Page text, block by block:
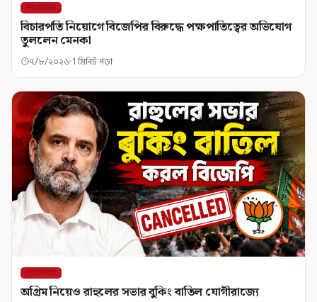
শিরোনাম
বিচারপতি নিয়োগে বিজেপির বিরুদ্ধে পক্ষপাতিত্বের অভিযোগ
তুললেন মেনকা
৭/৮/২০২৬ 1 মিনিট পড়া
শিরোনাম
অগ্রিম নিয়েও রাহুলের সভার বুকিং বাতিল যোগীরাজ্যে